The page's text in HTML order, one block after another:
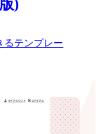
)
るテンプレー